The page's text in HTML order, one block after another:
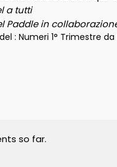
a tutti
Paddle in
: Numeri 1° Trimestre da
so far.